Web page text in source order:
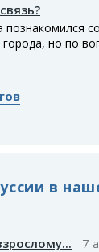
познакомился
но по
в
7